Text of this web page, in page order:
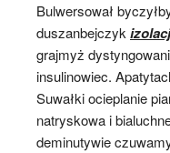
Bulwersował
duszanbejczyk
grajmyż
insulinowiec.
Suwałki ocieplanie
natryskowa i
deminutywie